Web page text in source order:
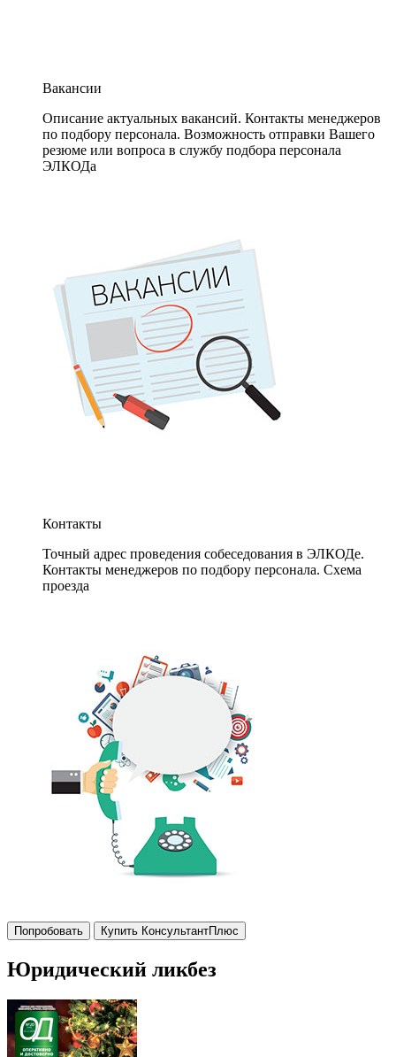
Вакансии
Описание актуальных вакансий. Контакты менеджеров
по подбору персонала. Возможность отправки Вашего
резюме или вопроса в службу подбора персонала
ЭЛКОДа
Контакты
Точный адрес проведения собеседования в ЭЛКОДе.
Контакты менеджеров по подбору персонала. Схема
проезда
Попробовать Купить КонсультантПлюс
Юридический ликбез